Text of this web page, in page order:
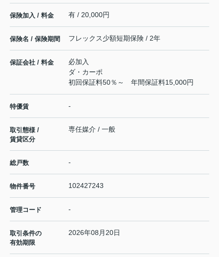
保険加入 / 料金 有 / 20,000円
保険名 / 保険期間 フレックス少額短期保険 / 2年
保証会社 / 料金
必加入
ダ・カーポ
初回保証料50％～ 年間保証料15,000円
特優賃 -
取引態様 /
賃貸区分
専任媒介 / 一般
総戸数 -
物件番号 102427243
管理コード -
取引条件の
有効期限
2026年08月20日